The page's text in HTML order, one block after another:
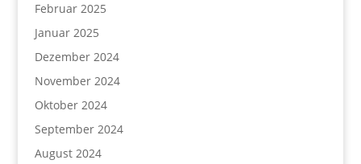
Februar 2025
Januar 2025
Dezember 2024
November 2024
Oktober 2024
September 2024
August 2024